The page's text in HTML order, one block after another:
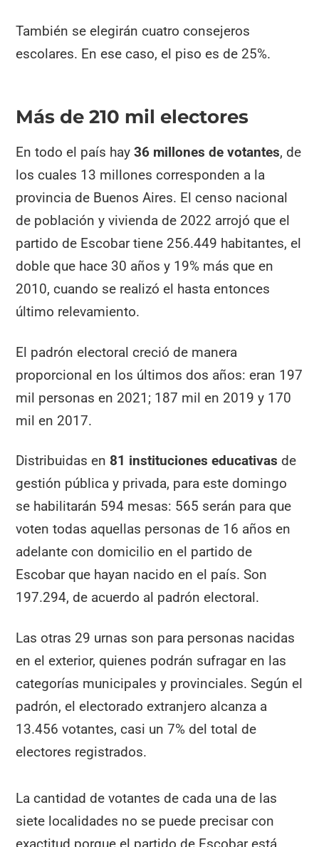
También se elegirán cuatro consejeros
escolares. En ese caso, el piso es de 25%.
Más de 210 mil electores
En todo el país hay36 millones de votantes, de
los cuales 13 millones corresponden a la
provincia de Buenos Aires. El censo nacional
de población y vivienda de 2022 arrojó que el
partido de Escobar tiene 256.449 habitantes, el
doble que hace 30 años y 19% más que en
2010, cuando se realizó el hasta entonces
último relevamiento.
El padrón electoral creció de manera
proporcional en los últimos dos años: eran 197
mil personas en 2021; 187 mil en 2019 y 170
mil en 2017.
Distribuidas en 81 instituciones educativas de
gestión pública y privada, para este domingo
se habilitarán 594 mesas: 565 serán para que
voten todas aquellas personas de 16 años en
adelante con domicilio en el partido de
Escobar que hayan nacido en el país. Son
197.294, de acuerdo al padrón electoral.
Las otras 29 urnas son para personas nacidas
en el exterior, quienes podrán sufragar en las
categorías municipales y provinciales. Según el
padrón, el electorado extranjero alcanza a
13.456 votantes, casi un 7% del total de
electores registrados.
La cantidad de votantes de cada una de las
siete localidades no se puede precisar con
exactitud porque el partido de Escobar está